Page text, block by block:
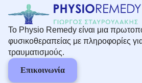
Το Physio Remedy είναι μια
φυσικοθεραπείας με πληροφορίες
τραυματισμούς.
Επικοινωνία